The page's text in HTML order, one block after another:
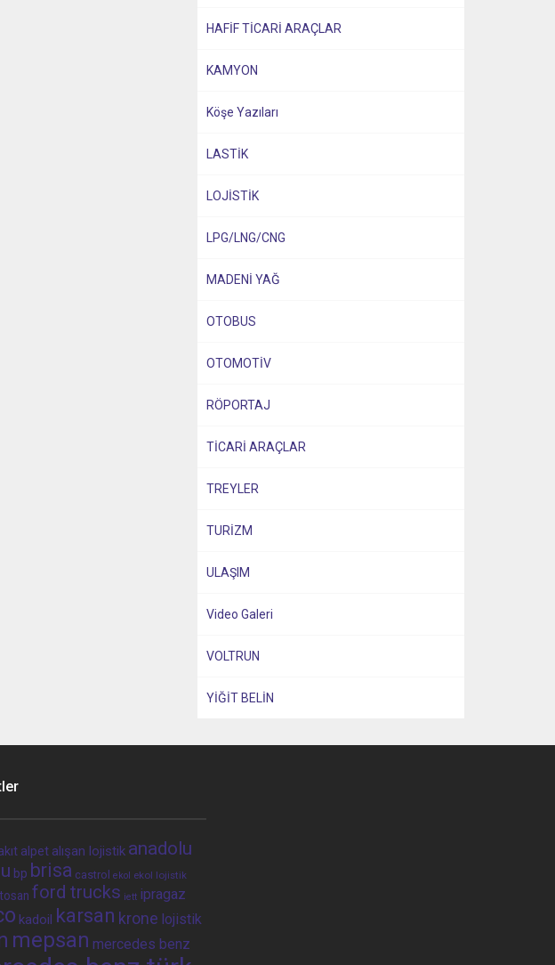
HAFİF TİCARİ ARAÇLAR
KAMYON
Köşe Yazıları
LASTİK
LOJİSTİK
LPG/LNG/CNG
MADENİ YAĞ
OTOBUS
OTOMOTİV
RÖPORTAJ
TİCARİ ARAÇLAR
TREYLER
TURİZM
ULAŞIM
Video Galeri
VOLTRUN
YİĞİT BELİN
alpet alışan lojistik anadolu
bp brisa castrol ekol ekol lojistik
ford trucks iett ipragaz
kadoil karsan krone lojistik
mepsan mercedes benz